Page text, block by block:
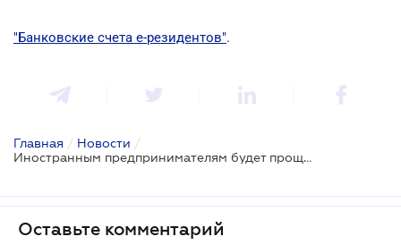
"Банковские счета е-резидентов".
Главная / Новости /
Иностранным предпринимателям будет проще открывать бизнес в Украине: стартует проект "Е-резидент"
Оставьте комментарий